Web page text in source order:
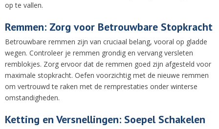
op te vallen.
Remmen: Zorg voor Betrouwbare Stopkracht
Betrouwbare remmen zijn van cruciaal belang, vooral op gladde
wegen. Controleer je remmen grondig en vervang versleten
remblokjes. Zorg ervoor dat de remmen goed zijn afgesteld voor
maximale stopkracht. Oefen voorzichtig met de nieuwe remmen
om vertrouwd te raken met de remprestaties onder winterse
omstandigheden.
Ketting en Versnellingen: Soepel Schakelen